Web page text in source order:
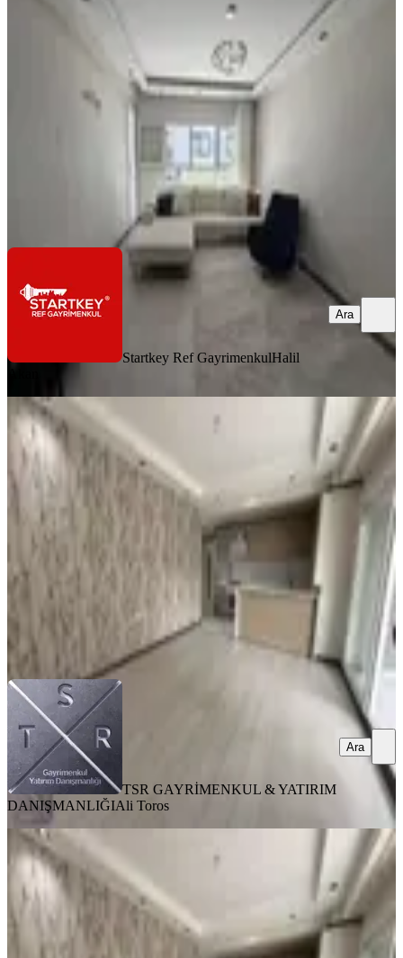
Bahçeli Ebeveyn Banyolu !!
Menemen, Gazi Mahallesi
2+1·85 m²·Bahçe katı ·27.06.2026
4.400.000 ₺
Halil Akan
Startkey Ref GayrimenkulHalil
Ara
SIFIR BİNA
Tsr'den Koyundere Merkezde Satılık
Geniş Açık.mutfaklı 2+1 Daire
Menemen, Gazi Mahallesi
Düz Giriş (Zemin)·26.06.2026
TSR GAYRİMENKUL & YATIRIM DANIŞMANLIĞI Ali Toros
Ara
TSR GAYRİMENKUL & YATIRIM
DANIŞMANLIĞIAli Toros
Ara
SIFIR BİNA
Tsr'den Koyundere Merkezde Satılık
Geniş Açık.mutfaklı 2+1 Daire
Menemen, Gazi Mahallesi
Düz Giriş (Zemin)·23.06.2026